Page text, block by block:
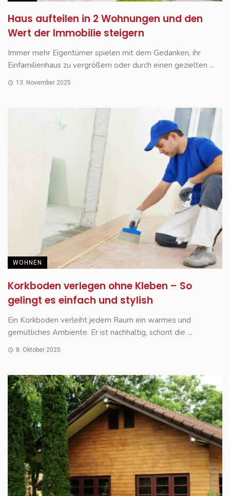
Haus aufteilen in 2 Wohnungen und den
Wert der Immobilie steigern
Immer mehr Eigentümer spielen mit dem Gedanken, ihr
Einfamilienhaus zu vergrößern oder durch einen gezielten ...
13. November 2025
WOHNEN
Korkboden verlegen ohne Kleben – So
gelingt es einfach und stylish
Ein Korkboden verleiht jedem Raum ein warmes und
gemütliches Ambiente. Er ist nachhaltig, schont die ...
8. Oktober 2025